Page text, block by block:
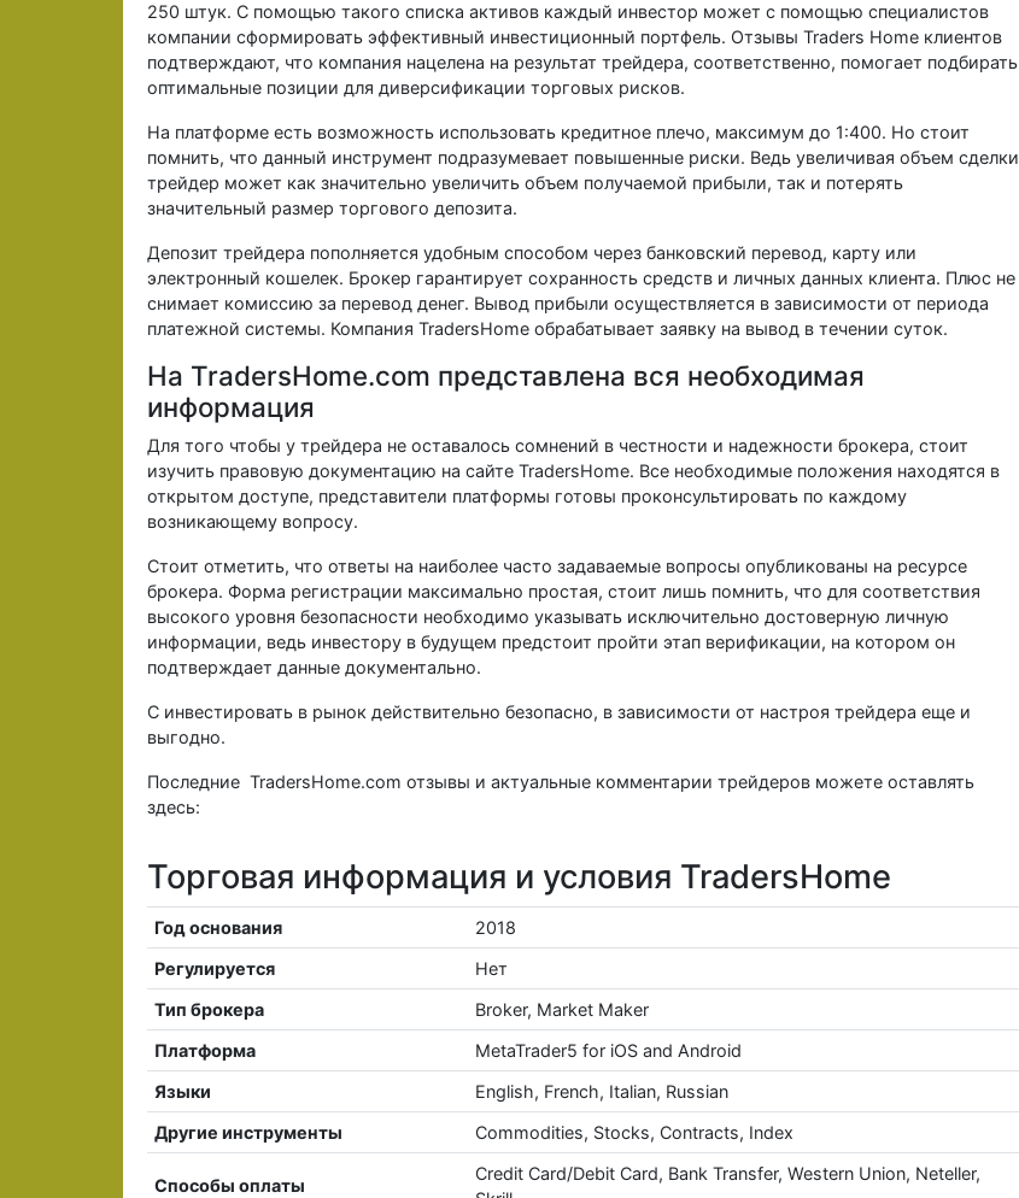
250 штук. С помощью такого списка активов каждый инвестор может с помощью специалистов
компании сформировать эффективный инвестиционный портфель. Отзывы Traders Home клиентов
подтверждают, что компания нацелена на результат трейдера, соответственно, помогает подбирать
оптимальные позиции для диверсификации торговых рисков.
На платформе есть возможность использовать кредитное плечо, максимум до 1:400. Но стоит
помнить, что данный инструмент подразумевает повышенные риски. Ведь увеличивая объем сделки
трейдер может как значительно увеличить объем получаемой прибыли, так и потерять
значительный размер торгового депозита.
Депозит трейдера пополняется удобным способом через банковский перевод, карту или
электронный кошелек. Брокер гарантирует сохранность средств и личных данных клиента. Плюс не
снимает комиссию за перевод денег. Вывод прибыли осуществляется в зависимости от периода
платежной системы. Компания TradersHome обрабатывает заявку на вывод в течении суток.
На TradersHome.com представлена вся необходимая
информация
Для того чтобы у трейдера не оставалось сомнений в честности и надежности брокера, стоит
изучить правовую документацию на сайте TradersHome. Все необходимые положения находятся в
открытом доступе, представители платформы готовы проконсультировать по каждому
возникающему вопросу.
Стоит отметить, что ответы на наиболее часто задаваемые вопросы опубликованы на ресурсе
брокера. Форма регистрации максимально простая, стоит лишь помнить, что для соответствия
высокого уровня безопасности необходимо указывать исключительно достоверную личную
информации, ведь инвестору в будущем предстоит пройти этап верификации, на котором он
подтверждает данные документально.
С инвестировать в рынок действительно безопасно, в зависимости от настроя трейдера еще и
выгодно.
Последние TradersHome.com отзывы и актуальные комментарии трейдеров можете оставлять
здесь:
Торговая информация и условия TradersHome
Год основания
2018
Регулируется
Нет
Тип брокера
Broker, Market Maker
Платформа
MetaTrader5 for iOS and Android
Языки
English, French, Italian, Russian
Другие инструменты
Commodities, Stocks, Contracts, Index
Способы оплаты
Credit Card/Debit Card, Bank Transfer, Western Union, Neteller,